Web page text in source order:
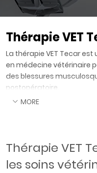
Thérapie VET
La thérapie VET Tecar
en médecine vétérinaire
des blessures
postopératoire.
MORE
Thérapie VET
les soins